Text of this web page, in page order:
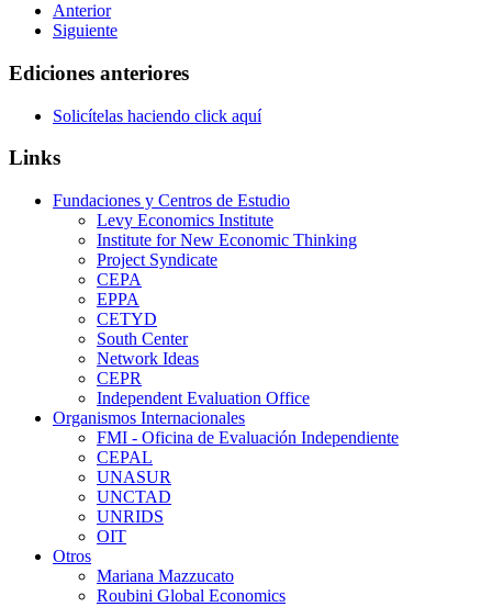
Anterior
Siguiente
Ediciones anteriores
Solicítelas haciendo click aquí
Links
Fundaciones y Centros de Estudio
Levy Economics Institute
Institute for New Economic Thinking
Project Syndicate
CEPA
EPPA
CETYD
South Center
Network Ideas
CEPR
Independent Evaluation Office
Organismos Internacionales
FMI - Oficina de Evaluación Independiente
CEPAL
UNASUR
UNCTAD
UNRIDS
OIT
Otros
Mariana Mazzucato
Roubini Global Economics